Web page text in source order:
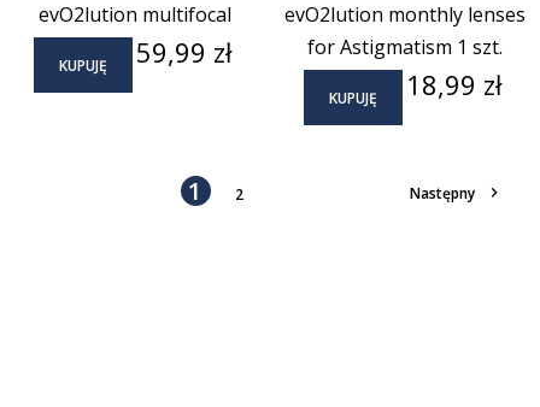
evO2lution multifocal
KUPUJĘ Cena
59,99 zł
evO2lution monthly lenses
for Astigmatism 1 szt.
KUPUJĘ Cena
18,99 zł
1 2 Następny 